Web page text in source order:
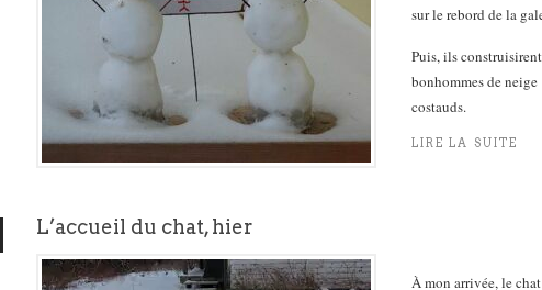
sur le rebord de la
Puis, ils
bonhommes de neige
costauds.
LIRE LA SUITE
L’accueil du chat, hier
À mon arrivée, le chat